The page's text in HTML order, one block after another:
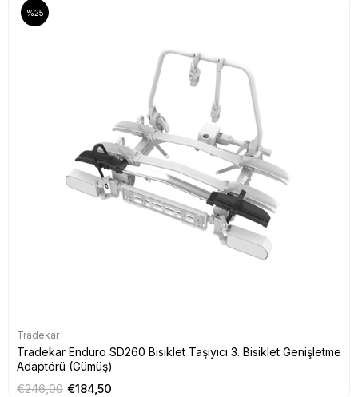
Tradekar
Tradekar Enduro SD260 Bisiklet Taşıyıcı 3. Bisiklet Genişletme
Adaptörü (Gümüş)
€184,50
€246,00
%25